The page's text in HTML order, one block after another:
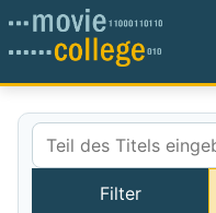
Teil des Titels eingeben
Filter